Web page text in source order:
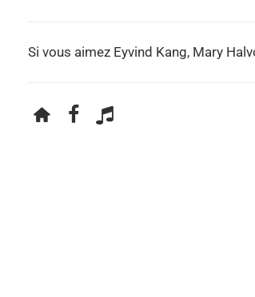
Si vous aimez Eyvind Kang, Mary